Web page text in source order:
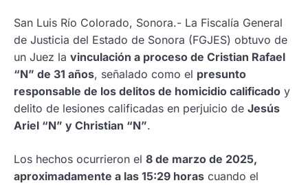
San Luis Río Colorado, Sonora.- La Fiscalía General
de Justicia del Estado de Sonora (FGJES) obtuvo de
un Juez la vinculación a proceso de Cristian Rafael
“N” de 31 años, señalado como el presunto
responsable de los delitos de homicidio calificado y
delito de lesiones calificadas en perjuicio de Jesús
Ariel “N” y Christian “N”.
Los hechos ocurrieron el 8 de marzo de 2025,
aproximadamente a las 15:29 horas cuando el